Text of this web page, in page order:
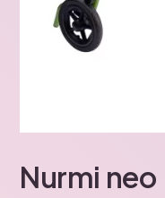
Nurmi neo